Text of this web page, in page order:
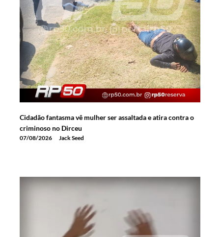
Cidadão fantasma vê mulher ser assaltada e atira contra o
criminoso no Dirceu
07/08/2026 Jack Seed